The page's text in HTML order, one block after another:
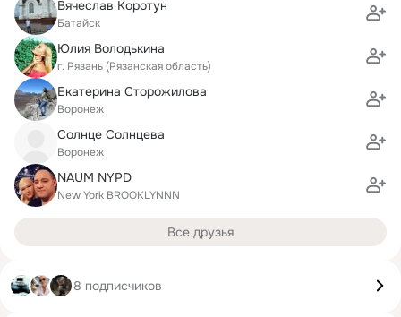
Вячеслав Коротун
Батайск
Юлия Володькина
г. Рязань (Рязанская область)
Екатерина Сторожилова
Воронеж
Солнце Солнцева
Воронеж
NAUM NYPD
New York BROOKLYNNN
Все друзья
8 подписчиков